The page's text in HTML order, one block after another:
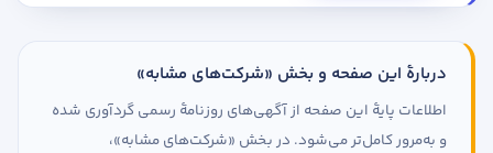
دربارهٔ این صفحه و بخش «شرکت‌های مشابه»
اطلاعات پایهٔ این صفحه از آگهی‌های روزنامهٔ رسمی گردآوری شده
و به‌مرور کامل‌تر می‌شود. در بخش «شرکت‌های مشابه»،